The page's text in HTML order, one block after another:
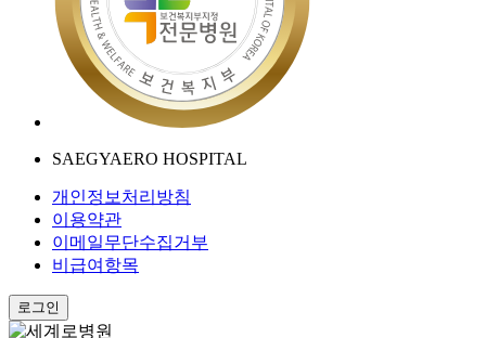
SAEGYAERO HOSPITAL
개인정보처리방침
이용약관
이메일무단수집거부
비급여항목
로그인